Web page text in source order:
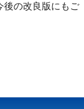
後の改良版にもご